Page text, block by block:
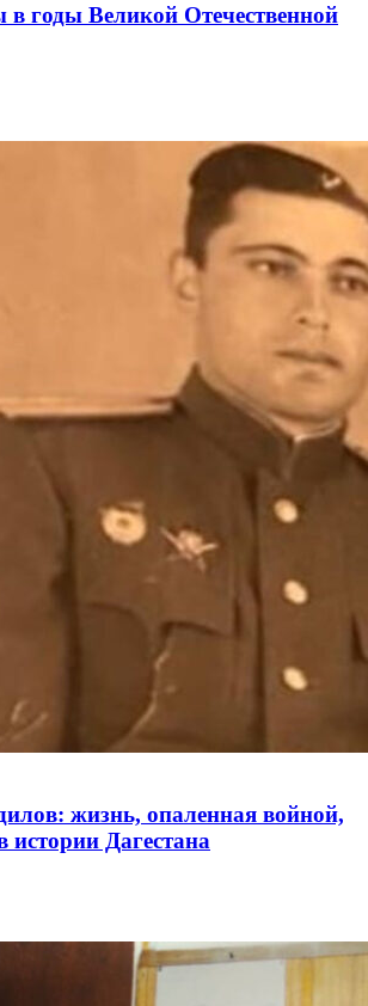
годы Великой Отечественной
жизнь, опаленная войной,
истории Дагестана